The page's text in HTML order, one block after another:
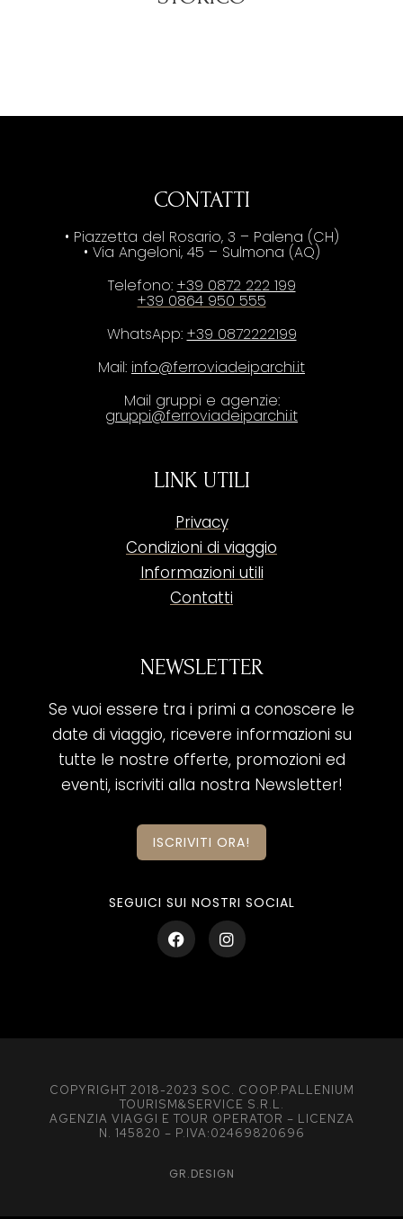
CONTATTI
• Piazzetta del Rosario, 3 – Palena (CH)
• Via Angeloni, 45 – Sulmona (AQ)
Telefono: +39 0872 222 199
+39 0864 950 555
WhatsApp: +39 0872222199
Mail: info@ferroviadeiparchi.it
Mail gruppi e agenzie:
gruppi@ferroviadeiparchi.it
LINK UTILI
Privacy
Condizioni di viaggio
Informazioni utili
Contatti
NEWSLETTER
Se vuoi essere tra i primi a conoscere le
date di viaggio, ricevere informazioni su
tutte le nostre offerte, promozioni ed
eventi, iscriviti alla nostra Newsletter!
ISCRIVITI ORA!
SEGUICI SUI NOSTRI SOCIAL
COPYRIGHT 2018-2023 SOC. COOP.PALLENIUM
TOURISM&SERVICE S.R.L.
AGENZIA VIAGGI E TOUR OPERATOR – LICENZA
N. 145820 – P.IVA:02469820696
GR.DESIGN